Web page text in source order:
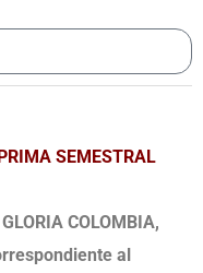
SEMESTRAL
COLOMBIA,
al